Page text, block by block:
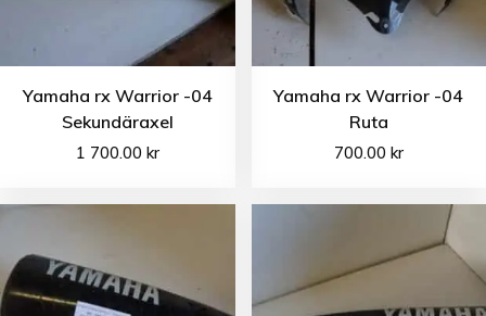
Yamaha rx Warrior -04
Sekundäraxel
1 700.00 kr
Yamaha rx Warrior -04
Ruta
700.00 kr